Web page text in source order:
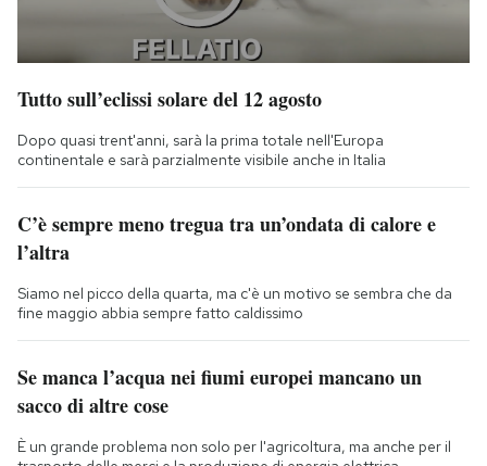
Tutto sull’eclissi solare del 12 agosto
Dopo quasi trent'anni, sarà la prima totale nell'Europa
continentale e sarà parzialmente visibile anche in Italia
C’è sempre meno tregua tra un’ondata di calore e
l’altra
Siamo nel picco della quarta, ma c'è un motivo se sembra che da
fine maggio abbia sempre fatto caldissimo
Se manca l’acqua nei fiumi europei mancano un
sacco di altre cose
È un grande problema non solo per l'agricoltura, ma anche per il